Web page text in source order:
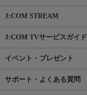
J:COM STREAM
J:COM TVサービスガイド
イベント・プレゼント
サポート・よくある質問